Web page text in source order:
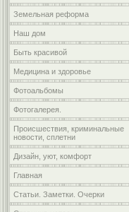
Земельная реформа
Наш дом
Быть красивой
Медицина и здоровье
Фотоальбомы
Фотогалерея.
Происшествия, криминальные
новости, сплетни
Дизайн, уют, комфорт
Главная
Статьи. Заметки. Очерки